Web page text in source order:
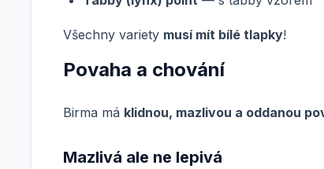
Všechny variety musí mít bílé tlapky!
Povaha a chování
Birma má klidnou, mazlivou a oddanou
Mazlivá ale ne lepivá